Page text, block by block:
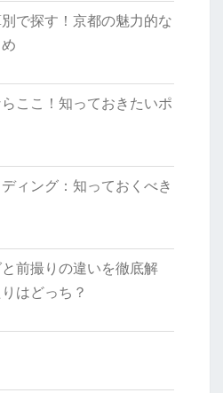
で探す！京都の魅力的な
ここ！知っておきたいポ
ィング：知っておくべき
前撮りの違いを徹底解
はどっち？